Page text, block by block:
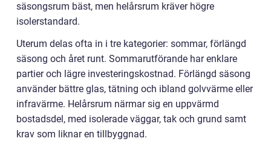
säsongsrum bäst, men helårsrum kräver högre
isolerstandard.
Uterum delas ofta in i tre kategorier: sommar, förlängd
säsong och året runt. Sommarutförande har enklare
partier och lägre investeringskostnad. Förlängd säsong
använder bättre glas, tätning och ibland golvvärme eller
infravärme. Helårsrum närmar sig en uppvärmd
bostadsdel, med isolerade väggar, tak och grund samt
krav som liknar en tillbyggnad.